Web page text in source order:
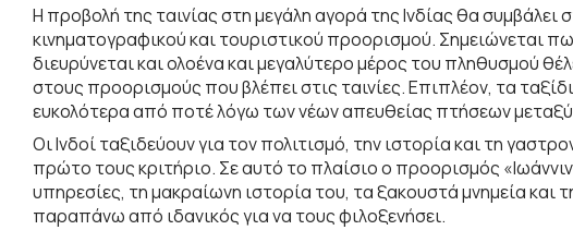
Η προβολή της ταινίας στη μεγάλη αγορά της Ινδίας θα
κινηματογραφικού και τουριστικού προορισμού. Σημειώνεται
διευρύνεται και ολοένα και μεγαλύτερο μέρος του πληθυσμού
στους προορισμούς που βλέπει στις ταινίες. Επιπλέον, τα
ευκολότερα από ποτέ λόγω των νέων απευθείας πτήσεων μεταξύ
Οι Ινδοί ταξιδεύουν για τον πολιτισμό, την ιστορία και τη
πρώτο τους κριτήριο. Σε αυτό το πλαίσιο ο προορισμός
υπηρεσίες, τη μακραίωνη ιστορία του, τα ξακουστά μνημεία και
παραπάνω από ιδανικός για να τους φιλοξενήσει.